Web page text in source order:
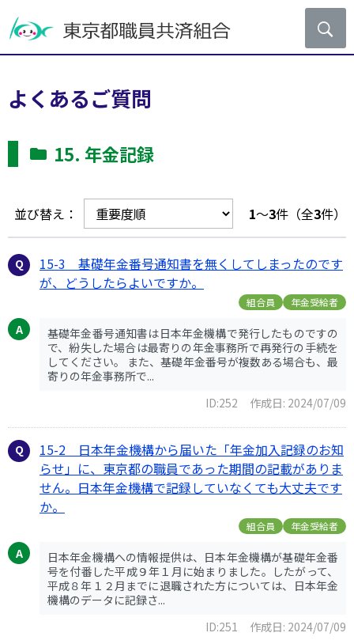
よくあるご質問
15. 年金記録
並び替え： 1～3件（全3件）
15-3 基礎年金番号通知書を無くしてしまったのです
が、どうしたらよいですか。
組合員 年金受給者
基礎年金番号通知書は日本年金機構で発行したものですの
で、紛失した場合は最寄りの年金事務所で再発行の手続を
してください。 また、基礎年金番号が複数ある場合も、最
寄りの年金事務所で...
ID:252
作成日: 2024/07/09
15-2 日本年金機構から届いた「年金加入記録のお知
らせ」に、東京都の職員であった期間の記載がありま
せん。日本年金機構で記録していなくても大丈夫です
か。
組合員 年金受給者
日本年金機構への情報提供は、日本年金機構が基礎年金番
号を付番した平成９年１月に始まりました。したがって、
平成８年１２月までに退職された方については、日本年金
機構のデータに記録さ...
ID:251
作成日: 2024/07/09